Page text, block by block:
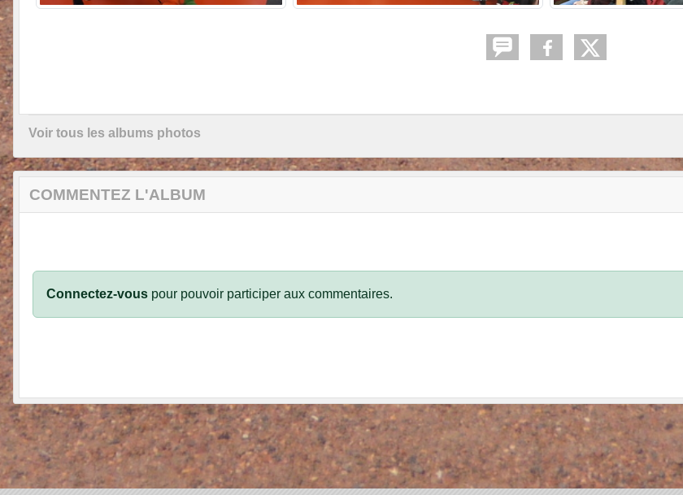
Voir tous les albums photos
COMMENTEZ L'ALBUM
Connectez-vous pour pouvoir participer aux commentaires.